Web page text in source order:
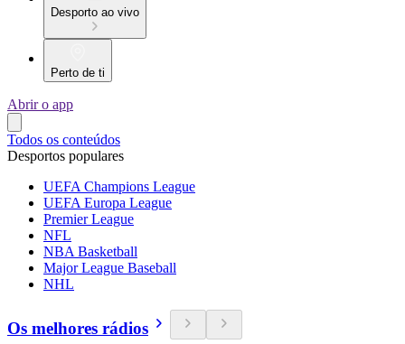
Desporto ao vivo
Perto de ti
Abrir o app
Todos os conteúdos
Desportos populares
UEFA Champions League
UEFA Europa League
Premier League
NFL
NBA Basketball
Major League Baseball
NHL
Os melhores rádios